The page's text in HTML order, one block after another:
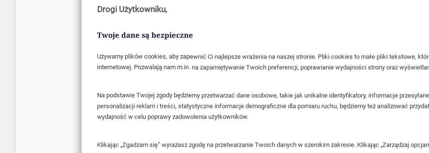
Drogi Użytkowniku,
Twoje dane są bezpieczne
Używamy plików cookies, aby zapewnić Ci najlepsze wrażenia na naszej stronie. Pliki cookies to małe pliki tekstowe,
internetowej. Pozwalają nam m.in. na zapamiętywanie Twoich preferencji, poprawianie wydajności strony oraz
Na podstawie Twojej zgody będziemy przetwarzać dane osobowe, takie jak unikalne identyfikatory, informacje
personalizacji reklam i treści, statystyczne informacje demograficzne dla pomiaru ruchu, będziemy też analizować
wydajność w celu poprawy zadowolenia użytkowników.
Klikając „Zgadzam się” wyrażasz zgodę na przetwarzanie Twoich danych w szerokim zakresie. Klikając „Zarządzaj